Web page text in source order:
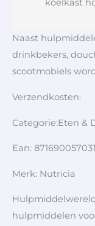
Naast
drinkbekers,
scootmobiels
Verzendkosten:
Categorie:Eten &
Ean:
Merk: Nutricia
hulpmiddelen